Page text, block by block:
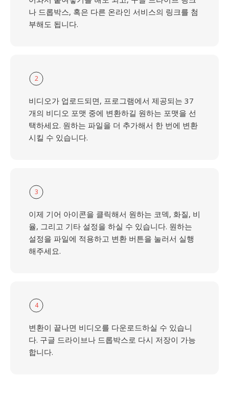
나 드롭박스, 혹은 다른 온라인 서비스의 링크를 첨
부해도 됩니다.
2
비디오가 업로드되면, 프로그램에서 제공되는 37
개의 비디오 포맷 중에 변환하길 원하는 포맷을 선
택하세요. 원하는 파일을 더 추가해서 한 번에 변환
시킬 수 있습니다.
3
이제 기어 아이콘을 클릭해서 원하는 코덱, 화질, 비
율, 그리고 기타 설정을 하실 수 있습니다. 원하는
설정을 파일에 적용하고 변환 버튼을 눌러서 실행
해주세요.
4
변환이 끝나면 비디오를 다운로드하실 수 있습니
다. 구글 드라이브나 드롭박스로 다시 저장이 가능
합니다.